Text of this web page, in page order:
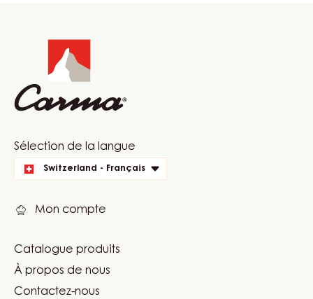
Website
quick
Sélection de la langue
Switzerland - Français
Mon compte
Footer
Carma
Catalogue produits
À propos de nous
Contactez-nous